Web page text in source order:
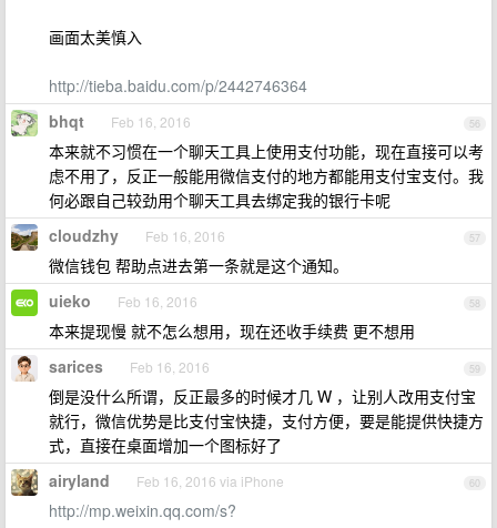
画面太美慎入
http://tieba.baidu.com/p/2442746364
56
bhqt Feb 16, 2016
本来就不习惯在一个聊天工具上使用支付功能，现在直接可以考
虑不用了，反正一般能用微信支付的地方都能用支付宝支付。我
何必跟自己较劲用个聊天工具去绑定我的银行卡呢
57
cloudzhy Feb 16, 2016
微信钱包 帮助点进去第一条就是这个通知。
58
uieko Feb 16, 2016
本来提现慢 就不怎么想用，现在还收手续费 更不想用
59
sarices Feb 16, 2016
倒是没什么所谓，反正最多的时候才几 W ，让别人改用支付宝
就行，微信优势是比支付宝快捷，支付方便，要是能提供快捷方
式，直接在桌面增加一个图标好了
60
airyland Feb 16, 2016 via iPhone
http://mp.weixin.qq.com/s?